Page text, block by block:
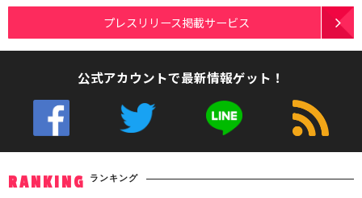
プレスリリース掲載サービス
公式アカウントで最新情報ゲット！
RANKING ランキング